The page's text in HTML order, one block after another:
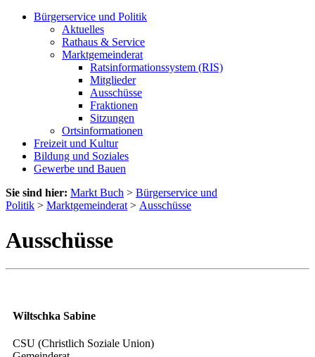
Bürgerservice und Politik
Aktuelles
Rathaus & Service
Marktgemeinderat
Ratsinformationssystem (RIS)
Mitglieder
Ausschüsse
Fraktionen
Sitzungen
Ortsinformationen
Freizeit und Kultur
Bildung und Soziales
Gewerbe und Bauen
Sie sind hier: Markt Buch > Bürgerservice und
Politik > Marktgemeinderat > Ausschüsse
Ausschüsse
Wiltschka Sabine
CSU (Christlich Soziale Union)